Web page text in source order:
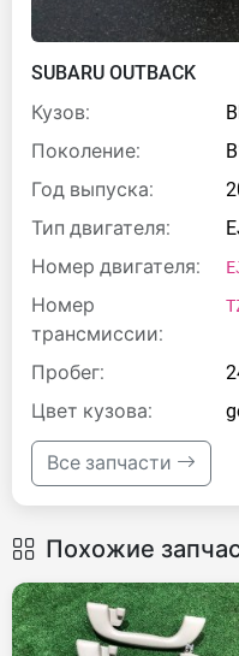
SUBARU OUTBACK
Кузов:
Поколение:
Год выпуска:
Тип двигателя:
Номер двигателя:
Номер
трансмиссии:
Пробег:
Цвет кузова:
Все запчасти
Похожие